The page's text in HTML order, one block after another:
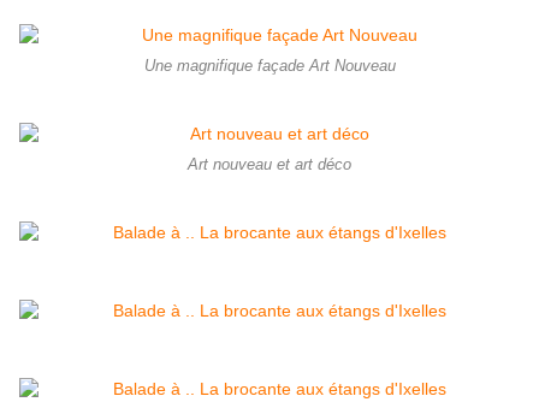
Une magnifique façade Art Nouveau
Art nouveau et art déco